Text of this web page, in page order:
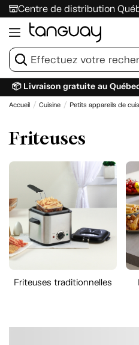
Centre de distribution
📦 Livraison gratuite au
Accueil Cuisine Petits appareils de
Friteuses
Friteuses traditionnelles